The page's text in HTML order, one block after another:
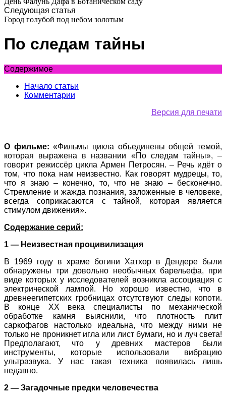
Следующая статья
Город голубой под небом золотым
По следам тайны
Содержимое
Начало статьи
Комментарии
Версия для печати
О фильме: «Фильмы цикла объединены общей темой,
которая выражена в названии «По следам тайны», –
говорит режиссёр цикла Армен Петросян. – Речь идёт о
том, что пока нам неизвестно. Как говорят мудрецы, то,
что я знаю – конечно, то, что не знаю – бесконечно.
Стремление и жажда познания, заложенные в человеке,
всегда соприкасаются с тайной, которая является
стимулом движения».
Содержание серий:
1 — Неизвестная процивилизация
В 1969 году в храме богини Хатхор в Дендере были
обнаружены три довольно необычных барельефа, при
виде которых у исследователей возникла ассоциация с
электрической лампой. Но хорошо известно, что в
древнеегипетских гробницах отсутствуют следы копоти.
В конце XX века специалисты по механической
обработке камня выяснили, что плотность плит
саркофагов настолько идеальна, что между ними не
только не проникнет игла или лист бумаги, но и луч света!
Предполагают, что у древних мастеров были
инструменты, которые использовали вибрацию
ультразвука. У нас такая техника появилась лишь
недавно.
2 — Загадочные предки человечества